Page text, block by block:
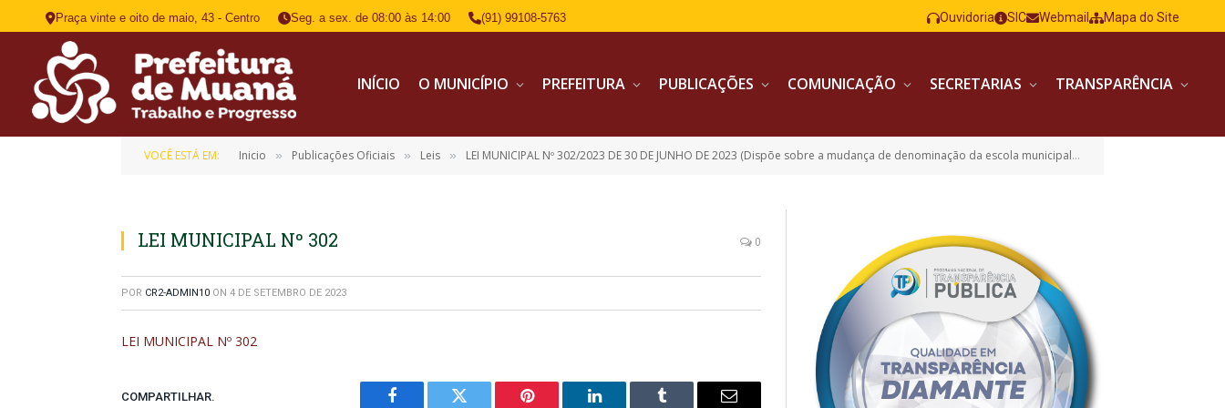
Praça vinte e oito de maio, 43 - Centro Seg. a sex. de 08:00 às 14:00 (91) 99108-5763 Ouvidoria SIC Webmail Mapa do Site
INÍCIO O MUNICÍPIO PREFEITURA PUBLICAÇÕES COMUNICAÇÃO SECRETARIAS TRANSPARÊNCIA
VOCÊ ESTÁ EM: Inicio » Publicações Oficiais » Leis » LEI MUNICIPAL Nº 302/2023 DE 30 DE JUNHO DE 2023 (Dispõe sobre a mudança de denominação da escola municipal de ensino fundamental Manoel Hermelindo Guimarães que passará a se chamar escola municipal de ensino fundamental professora Izabel Cristina Silva Pimenta e da outras providências)
LEI MUNICIPAL Nº 302 0
POR CR2-ADMIN10 ON 4 DE SETEMBRO DE 2023
LEI MUNICIPAL Nº 302
COMPARTILHAR.